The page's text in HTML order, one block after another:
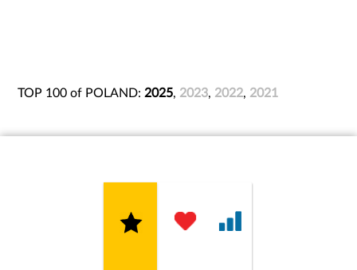
TOP 100 of POLAND: 2025, 2023, 2022, 2021